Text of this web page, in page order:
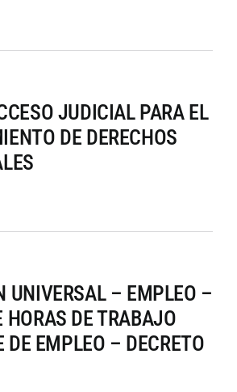
JUDICIAL PARA EL
DE DERECHOS
UNIVERSAL – EMPLEO –
HORAS DE TRABAJO
EMPLEO – DECRETO